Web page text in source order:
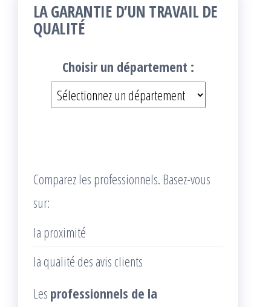
LA GARANTIE D’UN TRAVAIL DE
QUALITÉ
Choisir un département :
Comparez les professionnels. Basez-vous
sur:
la proximité
la qualité des avis clients
Les professionnels de la